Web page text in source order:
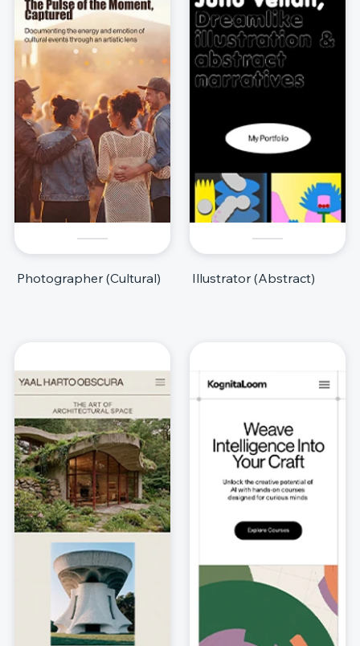
Photographer (Cultural) Illustrator (Abstract)